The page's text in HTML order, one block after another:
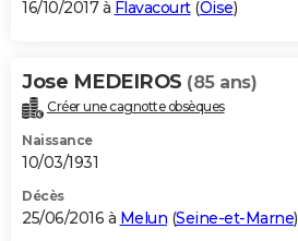
16/10/2017 à Flavacourt(Oise)
Jose MEDEIROS (85 ans)
Créer une cagnotte obsèques
Naissance
10/03/1931
Décès
25/06/2016 à Melun (Seine-et-Marne)